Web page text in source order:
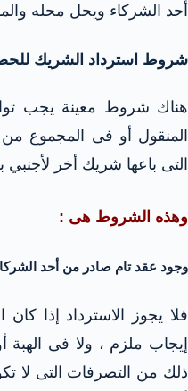
أحد الشركاء ويحل محله
شروط استرداد الشريك
هناك شروط معينة يجب
المنقول أو فى المجموع
التى باعها شريك أخر
وهذه الشروط هى :
وجود عقد تام صادر من أحد
فلا يجوز الاسترداد إذا
إيجاب ملزم ، ولا فى الهبة
ذلك من التصرفات التى لا